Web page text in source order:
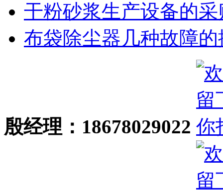
干粉砂浆生产设备的采
布袋除尘器几种故障的
殷经理：18678029022